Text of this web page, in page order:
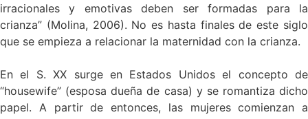
irracionales y emotivas deben ser formadas para la
crianza” (Molina, 2006). No es hasta finales de este siglo
que se empieza a relacionar la maternidad con la crianza.
En el S. XX surge en Estados Unidos el concepto de
“housewife” (esposa dueña de casa) y se romantiza dicho
papel. A partir de entonces, las mujeres comienzan a